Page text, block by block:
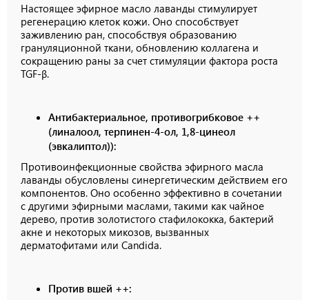
Настоящее эфирное масло лаванды стимулирует
регенерацию клеток кожи. Оно способствует
заживлению ран, способствуя образованию
грануляционной ткани, обновлению коллагена и
сокращению раны за счет стимуляции фактора роста
TGF-β.
Антибактериальное, противогрибковое ++
(линалоол, терпинен-4-ол, 1,8-цинеол
(эвкалиптол)):
Противоинфекционные свойства эфирного масла
лаванды обусловлены синергетическим действием его
компонентов. Оно особенно эффективно в сочетании
с другими эфирными маслами, такими как чайное
дерево, против золотистого стафилококка, бактерий
акне и некоторых микозов, вызванных
дерматофитами или Candida.
Против вшей ++: